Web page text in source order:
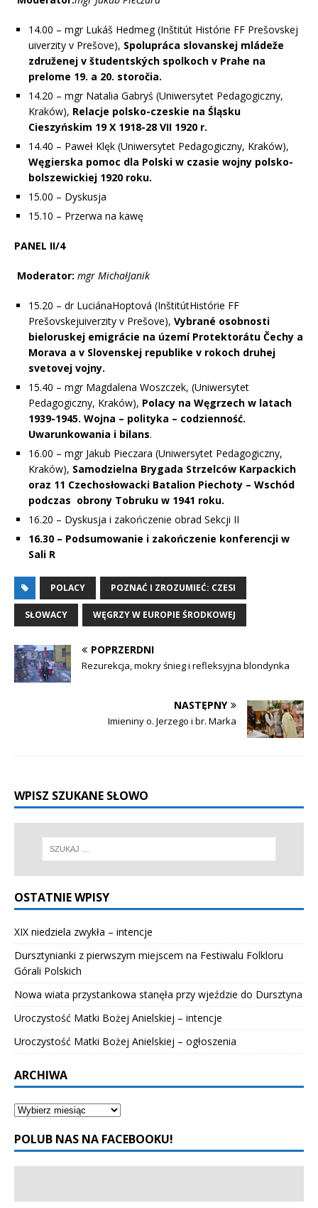
14.00 – mgr Lukáš Hedmeg (Inštitút Histórie FF Prešovskej
uiverzity v Prešove), Spolupráca slovanskej mládeže
združenej v študentských spolkoch v Prahe na
prelome 19. a 20. storočia.
14.20 – mgr Natalia Gabryś (Uniwersytet Pedagogiczny,
Kraków), Relacje polsko-czeskie na Śląsku
Cieszyńskim 19 X 1918-28 VII 1920 r.
14.40 – Paweł Klęk (Uniwersytet Pedagogiczny, Kraków),
Węgierska pomoc dla Polski w czasie wojny polsko-
bolszewickiej 1920 roku.
15.00 – Dyskusja
15.10 – Przerwa na kawę
PANEL II/4
Moderator: mgr MichałJanik
15.20 – dr LuciánaHoptová (InštitútHistórie FF
Prešovskejuiverzity v Prešove), Vybrané osobnosti
bieloruskej emigrácie na území Protektorátu Čechy a
Morava a v Slovenskej republike v rokoch druhej
svetovej vojny.
15.40 – mgr Magdalena Woszczek, (Uniwersytet
Pedagogiczny, Kraków), Polacy na Węgrzech w latach
1939-1945. Wojna – polityka – codzienność.
Uwarunkowania i bilans.
16.00 – mgr Jakub Pieczara (Uniwersytet Pedagogiczny,
Kraków), Samodzielna Brygada Strzelców Karpackich
oraz 11 Czechosłowacki Batalion Piechoty – Wschód
podczas obrony Tobruku w 1941 roku.
16.20 – Dyskusja i zakończenie obrad Sekcji II
16.30 – Podsumowanie i zakończenie konferencji w
Sali R
POLACY POZNAĆ I ZROZUMIEĆ: CZESI
SŁOWACY WĘGRZY W EUROPIE ŚRODKOWEJ
POPRZERDNI
Rezurekcja, mokry śnieg i refleksyjna blondynka
NASTĘPNY
Imieniny o. Jerzego i br. Marka
WPISZ SZUKANE SŁOWO
OSTATNIE WPISY
XIX niedziela zwykła – intencje
Dursztynianki z pierwszym miejscem na Festiwalu Folkloru
Górali Polskich
Nowa wiata przystankowa stanęła przy wjeździe do Dursztyna
Uroczystość Matki Bożej Anielskiej – intencje
Uroczystość Matki Bożej Anielskiej – ogłoszenia
ARCHIWA
POLUB NAS NA FACEBOOKU!